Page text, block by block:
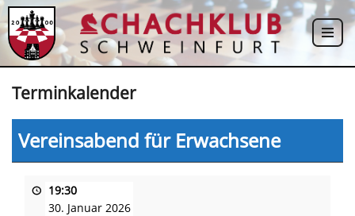
Zum
Inhalt
Terminkalender
Vereinsabend für Erwachsene
19:30
30. Januar 2026